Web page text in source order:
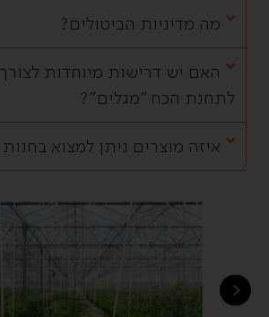
מה מדיניות הביטולים?
האם יש דרישות מיוחדות
לתחנת הכח "מגלים"?
איזה מוצרים ניתן למצוא